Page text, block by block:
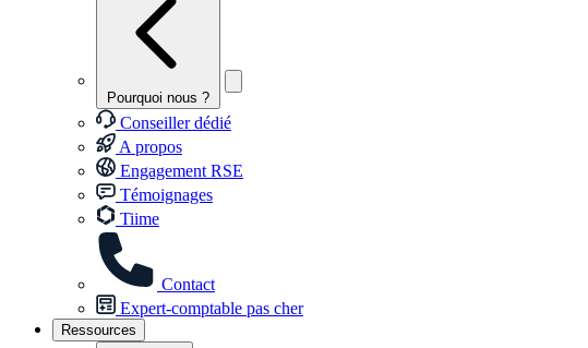
Pourquoi nous ?
Conseiller dédié
A propos
Engagement RSE
Témoignages
Tiime
Contact
Expert-comptable pas cher
Ressources